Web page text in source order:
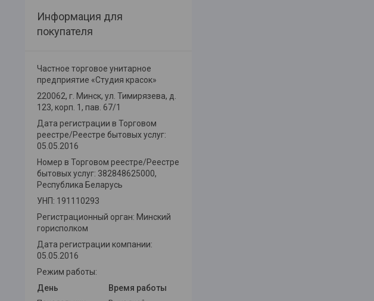
Информация для
покупателя
Частное торговое унитарное
предприятие «Студия красок»
220062, г. Минск, ул. Тимирязева, д.
123, корп. 1, пав. 67/1
Дата регистрации в Торговом
реестре/Реестре бытовых услуг:
05.05.2016
Номер в Торговом реестре/Реестре
бытовых услуг: 382848625000,
Республика Беларусь
УНП: 191110293
Регистрационный орган: Минский
горисполком
Дата регистрации компании:
05.05.2016
Режим работы:
День
Время работы